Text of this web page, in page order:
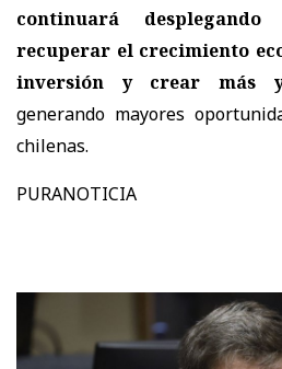
continuará
recuperar el crecimiento
inversión y crear más y
generando mayores
chilenas.
PURANOTICIA